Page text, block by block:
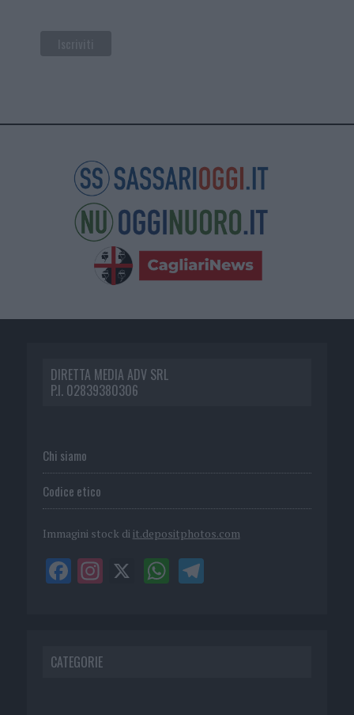
DIRETTA MEDIA ADV SRL
P.I. 02839380306
Chi siamo
Codice etico
Immagini stock di it.depositphotos.com
CATEGORIE